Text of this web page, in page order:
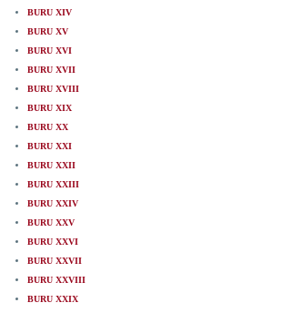
BURU XIV
BURU XV
BURU XVI
BURU XVII
BURU XVIII
BURU XIX
BURU XX
BURU XXI
BURU XXII
BURU XXIII
BURU XXIV
BURU XXV
BURU XXVI
BURU XXVII
BURU XXVIII
BURU XXIX